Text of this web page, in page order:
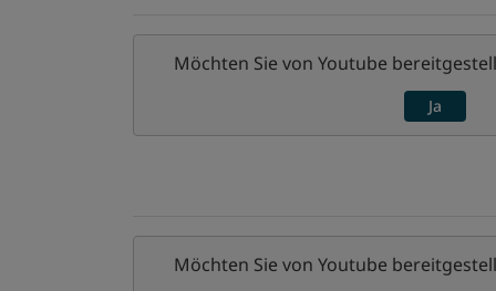
Möchten Sie von Youtube
Ja
Möchten Sie von Youtube